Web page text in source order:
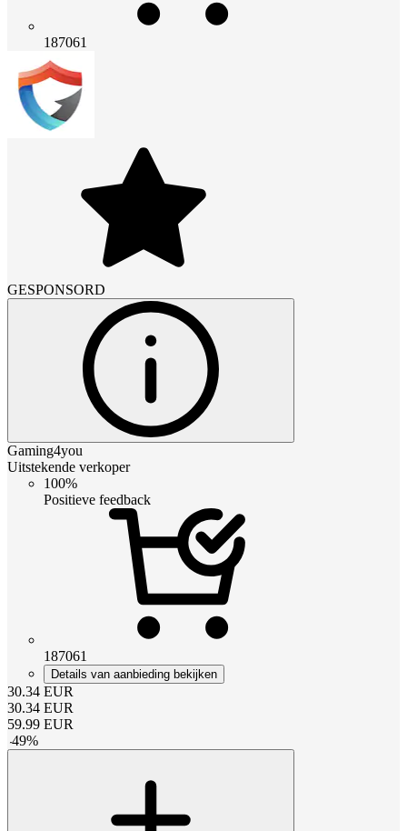
187061
GESPONSORD
Gaming4you
Uitstekende verkoper
100%
Positieve feedback
187061
Details van aanbieding bekijken
30.34 EUR
30.34 EUR
59.99 EUR
-49%